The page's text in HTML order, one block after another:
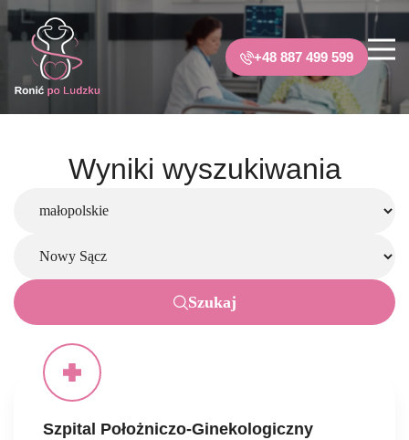
+48 887 499 599
Wyniki wyszukiwania
Szukaj
Szpital Położniczo-Ginekologiczny